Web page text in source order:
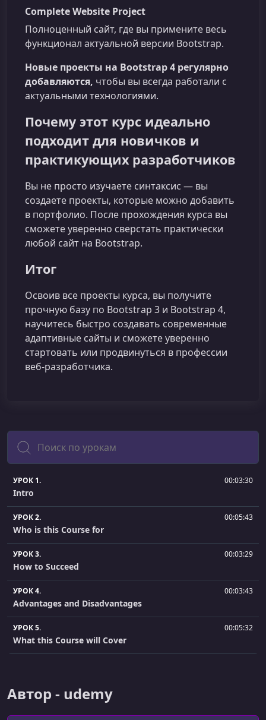
Complete Website Project
Полноценный сайт, где вы примените весь
функционал актуальной версии Bootstrap.
Новые проекты на Bootstrap 4 регулярно
добавляются, чтобы вы всегда работали с
актуальными технологиями.
Почему этот курс идеально
подходит для новичков и
практикующих разработчиков
Вы не просто изучаете синтаксис — вы
создаете проекты, которые можно добавить
в портфолио. После прохождения курса вы
сможете уверенно сверстать практически
любой сайт на Bootstrap.
Итог
Освоив все проекты курса, вы получите
прочную базу по Bootstrap 3 и Bootstrap 4,
научитесь быстро создавать современные
адаптивные сайты и сможете уверенно
стартовать или продвинуться в профессии
веб‑разработчика.
Поиск
УРОК 1. 00:03:30
Intro
УРОК 2. 00:05:43
Who is this Course for
УРОК 3. 00:03:29
How to Succeed
УРОК 4. 00:03:43
Advantages and Disadvantages
УРОК 5. 00:05:32
What this Course will Cover
УРОК 7.
Css Review
Автор - udemy